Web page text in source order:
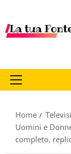
Home
Uomini e
completo,